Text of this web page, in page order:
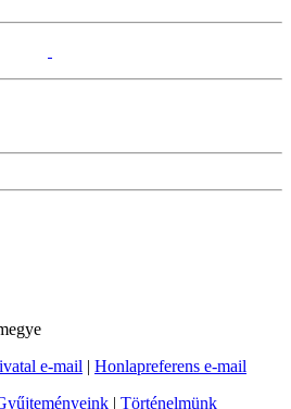
e-mail | Honlapreferens e-mail
| Történelmünk